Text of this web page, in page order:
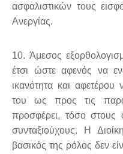
ασφαλιστικών τους
Ανεργίας.
10. Άμεσος
έτσι ώστε αφενός να
ικανότητα και αφετέρου
του ως προς τις
προσφέρει, τόσο στους
συνταξιούχους. Η
βασικός της ρόλος δεν